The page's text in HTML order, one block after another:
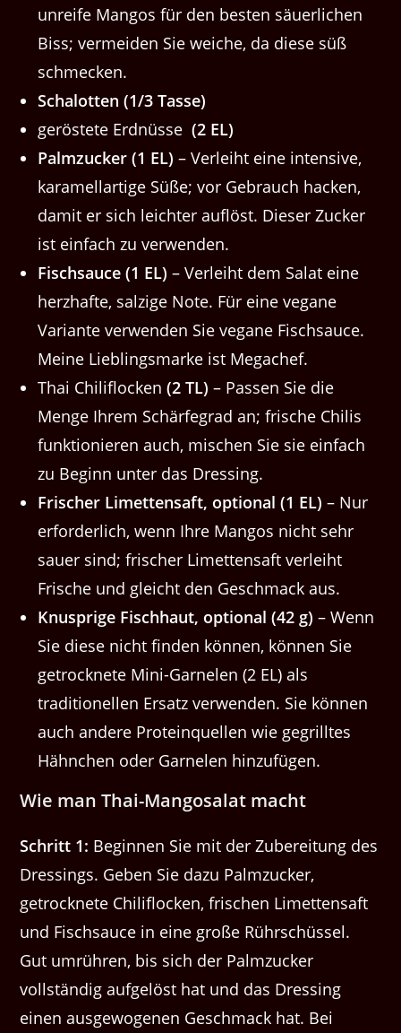
unreife Mangos für den besten säuerlichen
Biss; vermeiden Sie weiche, da diese süß
schmecken.
Schalotten (1/3 Tasse)
geröstete Erdnüsse(2 EL)
Palmzucker (1 EL) – Verleiht eine intensive,
karamellartige Süße; vor Gebrauch hacken,
damit er sich leichter auflöst. Dieser Zucker
ist einfach zu verwenden.
Fischsauce (1 EL) – Verleiht dem Salat eine
herzhafte, salzige Note. Für eine vegane
Variante verwenden Sie vegane Fischsauce.
Meine Lieblingsmarke ist Megachef.
Thai Chiliflocken (2 TL) – Passen Sie die
Menge Ihrem Schärfegrad an; frische Chilis
funktionieren auch, mischen Sie sie einfach
zu Beginn unter das Dressing.
Frischer Limettensaft, optional (1 EL)– Nur
erforderlich, wenn Ihre Mangos nicht sehr
sauer sind; frischer Limettensaft verleiht
Frische und gleicht den Geschmack aus.
Knusprige Fischhaut, optional (42 g) – Wenn
Sie diese nicht finden können, können Sie
getrocknete Mini-Garnelen (2 EL) als
traditionellen Ersatz verwenden. Sie können
auch andere Proteinquellen wie gegrilltes
Hähnchen oder Garnelen hinzufügen.
Wie man Thai-Mangosalat macht
Schritt 1: Beginnen Sie mit der Zubereitung des
Dressings. Geben Sie dazu Palmzucker,
getrocknete Chiliflocken, frischen Limettensaft
und Fischsauce in eine große Rührschüssel.
Gut umrühren, bis sich der Palmzucker
vollständig aufgelöst hat und das Dressing
einen ausgewogenen Geschmack hat. Bei